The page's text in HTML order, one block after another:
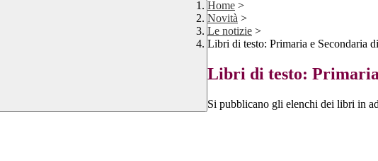
Home >
Novità >
Le notizie >
Libri di testo: Primaria e Secondaria
Libri di testo: Primaria
Si pubblicano gli elenchi dei libri in